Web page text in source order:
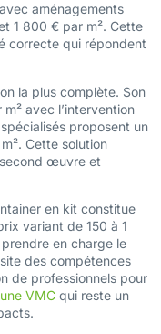
aménagements
1 800 € par m². Cette
correcte qui répondent
la plus complète. Son
avec l’intervention
proposent un
Cette solution
œuvre et
en kit constitue
variant de 150 à 1
en charge le
des compétences
de professionnels pour
VMC qui reste un